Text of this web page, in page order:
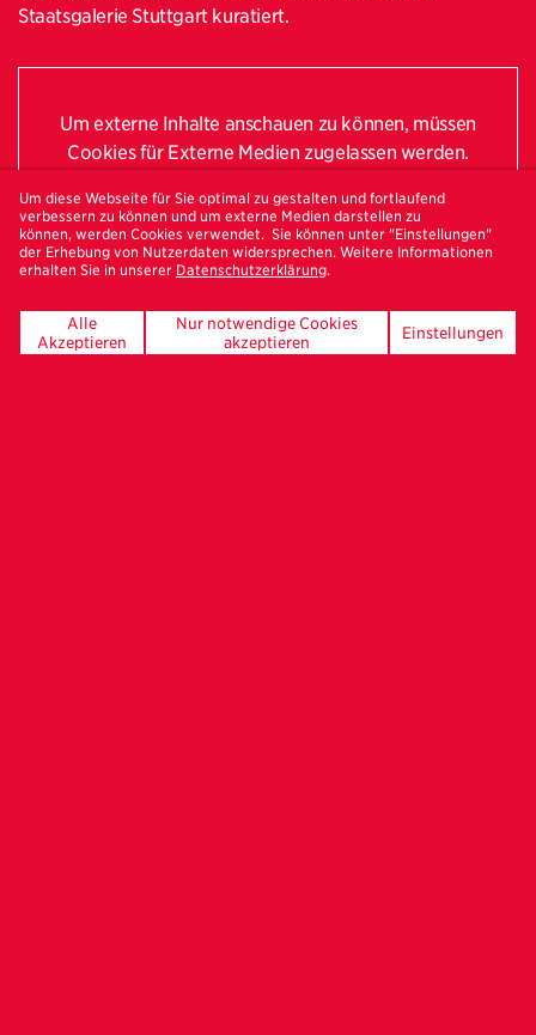
Staatsgalerie Stuttgart kuratiert.
Um externe Inhalte anschauen zu können, müssen
Cookies für Externe Medien zugelassen werden.
Cookies für Externe Medien erlauben.
Um diese Webseite für Sie optimal zu gestalten und fortlaufend
verbessern zu können und um externe Medien darstellen zu
können, werden Cookies verwendet. Sie können unter "Einstellungen"
der Erhebung von Nutzerdaten widersprechen. Weitere Informationen
erhalten Sie in unserer Datenschutzerklärung.
Alle
Akzeptieren
Nur notwendige Cookies
akzeptieren
Einstellungen